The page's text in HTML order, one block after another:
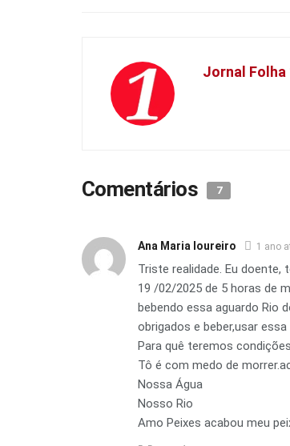
Jornal Folha
Comentários 7
Ana Maria loureiro 1 ano
Triste realidade. Eu
19 /02/2025 de 5 horas de
bebendo essa aguardo Rio
obrigados e beber,usar
Para quê teremos
Tô é com medo de
Nossa Água
Nosso Rio
Amo Peixes acabou meu